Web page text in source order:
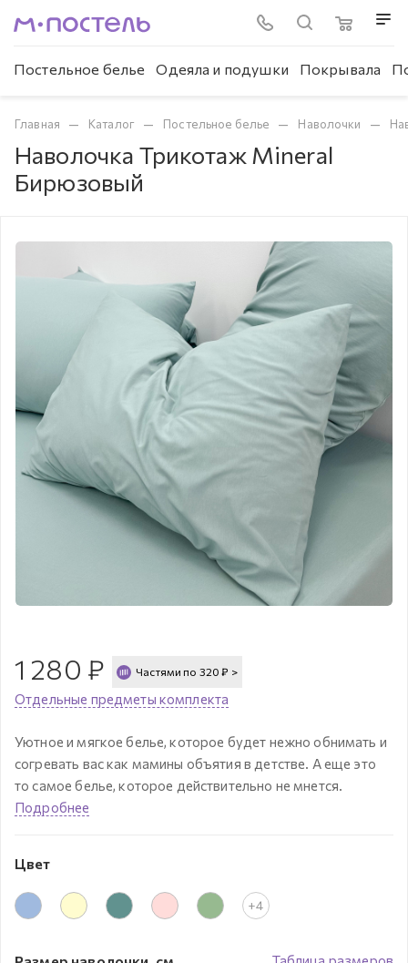
Постельное белье Одеяла и подушки Покрывала
Главная — Каталог — Постельное белье — Наволочки —
Наволочка Трикотаж Mineral
Бирюзовый
1 280 ₽ Частями по 320 ₽ >
Отдельные предметы комплекта
Уютное и мягкое белье, которое будет нежно обнимать и
согревать вас как мамины объятия в детстве. А еще это
то самое белье, которое действительно не мнется.
Подробнее
Цвет
+4